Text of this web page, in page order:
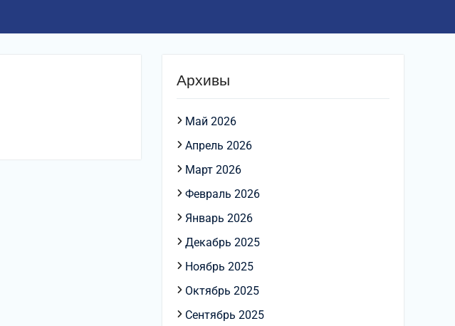
Архивы
Май 2026
Апрель 2026
Март 2026
Февраль 2026
Январь 2026
Декабрь 2025
Ноябрь 2025
Октябрь 2025
Сентябрь 2025